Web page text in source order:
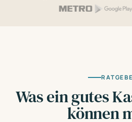
Was ein gutes
können